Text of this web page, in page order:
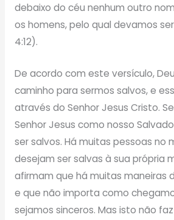
debaixo do céu nenhum outro
os homens, pelo qual devamos
4:12).
De acordo com este versículo,
caminho para sermos salvos, e
através do Senhor Jesus Cristo.
Senhor Jesus como nosso
ser salvos. Há muitas pessoas no
desejam ser salvas à sua própria
afirmam que há muitas maneiras
e que não importa como
sejamos sinceros. Mas isto não